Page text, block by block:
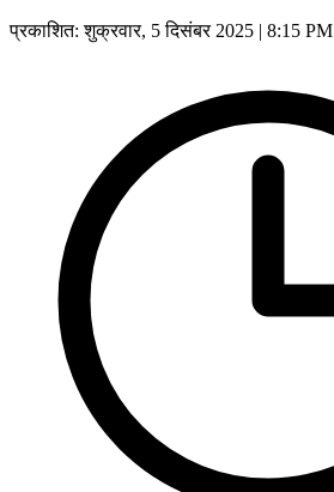
प्रकाशित:शुक्रवार, 5 दिसंबर 2025 | 8:15 PM